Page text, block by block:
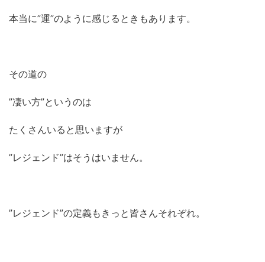
本当に”運”のように感じるときもあります。
その道の
”凄い方”というのは
たくさんいると思いますが
”レジェンド”はそうはいません。
”レジェンド”の定義もきっと皆さんそれぞれ。